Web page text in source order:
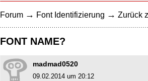
Forum → Font Identifizierung → Zurück
FONT NAME?
madmad0520
09.02.2014 um 20:12